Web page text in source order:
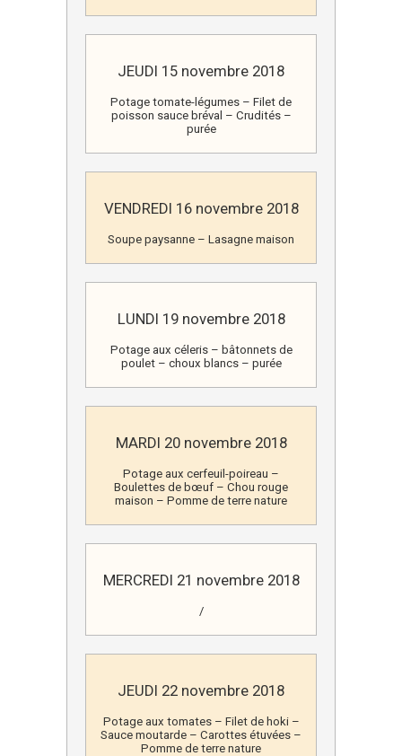
JEUDI 15 novembre 2018
Potage tomate-légumes – Filet de
poisson sauce bréval – Crudités –
purée
VENDREDI 16 novembre 2018
Soupe paysanne – Lasagne maison
LUNDI 19 novembre 2018
Potage aux céleris – bâtonnets de
poulet – choux blancs – purée
MARDI 20 novembre 2018
Potage aux cerfeuil-poireau –
Boulettes de bœuf – Chou rouge
maison – Pomme de terre nature
MERCREDI 21 novembre 2018
/
JEUDI 22 novembre 2018
Potage aux tomates – Filet de hoki –
Sauce moutarde – Carottes étuvées –
Pomme de terre nature